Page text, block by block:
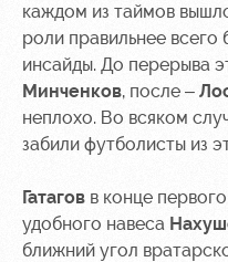
Занятия
спортом
каждом из таймов
роли правильнее всего
инсайды. До перерыва
Минченков, после –
неплохо. Во всяком
забили футболисты из
Гатагов в конце
удобного навеса
ближний угол